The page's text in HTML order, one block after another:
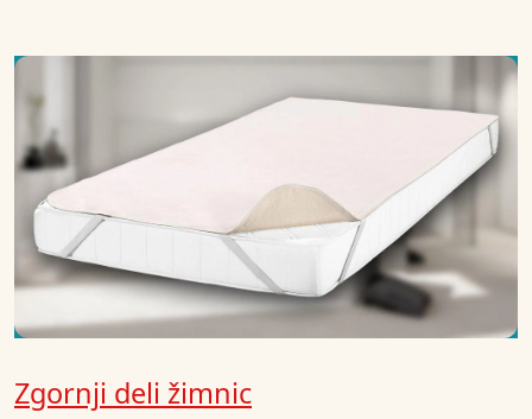
Zgornji deli žimnic